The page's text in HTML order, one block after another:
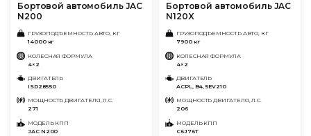
Бортовой автомобиль JAC
N200
ГРУЗОПОДЪЕМНОСТЬ АВТО, КГ
14000 кг
КОЛЕСНАЯ ФОРМУЛА
4×2
ДВИГАТЕЛЬ
ISD285 50
МОЩНОСТЬ ДВИГАТЕЛЯ, Л.С.
271
МОДЕЛЬ КПП
JAC N200
Бортовой автомобиль JAC
N120X
ГРУЗОПОДЪЕМНОСТЬ АВТО, КГ
7900 кг
КОЛЕСНАЯ ФОРМУЛА
4×2
ДВИГАТЕЛЬ
ACPL, B4, 5EV210
МОЩНОСТЬ ДВИГАТЕЛЯ, Л.С.
206
МОДЕЛЬ КПП
C6J76T